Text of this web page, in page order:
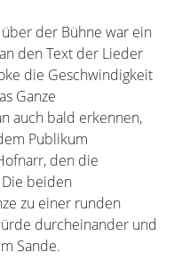
der Bühne war ein
den Text der Lieder
die Geschwindigkeit
Ganze
auch bald erkennen,
Publikum
den die
beiden
zu einer runden
durcheinander und
Sande.